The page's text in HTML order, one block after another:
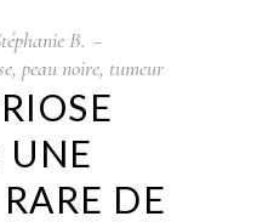
B.
, peau noire, tumeur
UNE
DE